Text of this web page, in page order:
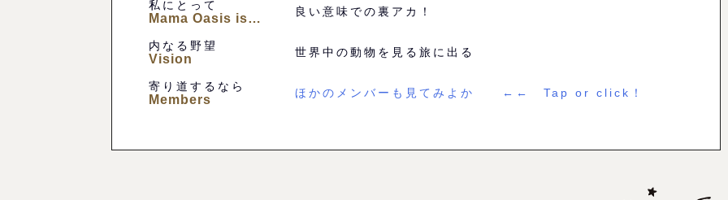
私にとって
Mama Oasis is… 良い意味での裏アカ！
内なる野望
Vision 世界中の動物を見る旅に出る
寄り道するなら
Members ほかのメンバーも見てみよか ←← Tap or click！